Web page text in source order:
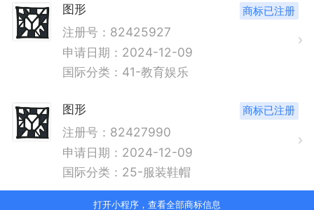
图形 商标已注册
注册号：82425927
申请日期：2024-12-09
国际分类：41-教育娱乐
图形 商标已注册
注册号：82427990
申请日期：2024-12-09
国际分类：25-服装鞋帽
打开小程序，查看全部商标信息